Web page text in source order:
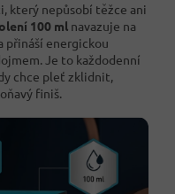
který nepůsobí těžce ani
100 ml navazuje na
přináší energickou
Je to každodenní
chce pleť zklidnit,
finiš.